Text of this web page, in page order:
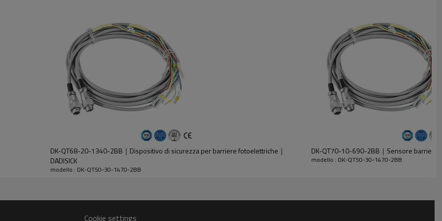
dell'emettitore e del ricevitore.
DK-QT68-20-1340-2BB｜Dispositivo di sicurezza per barriere fotoelettriche｜
DADISICK
modello : DK-QT50-30-1470-2BB
DK-QT70-10-690-2BB｜Sensore barriera
modello : DK-QT50-30-1470-2BB
Cookie settings